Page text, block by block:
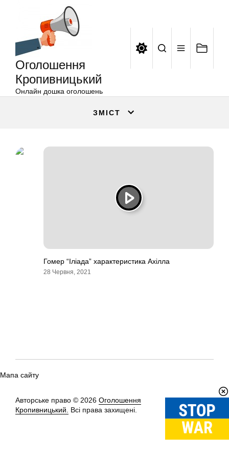
Оголошення
Кропивницький
Онлайн дошка оголошень
ЗМІСТ
Гомер “Іліада” характеристика Ахілла
28 Червня, 2021
Мапа сайту
Авторське право © 2026 Оголошення
Кропивницький.
Всі права захищені.
Вгору↑